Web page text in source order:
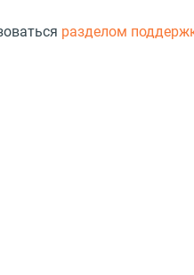
разделом